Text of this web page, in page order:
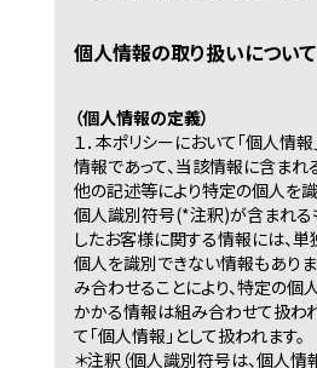
個人情報の取り扱いについて
（個人情報の定義）
１． 本ポリシーにおいて「個人情報
情報であって、当該情報に含まれ
他の記述等により特定の個人を
個人識別符号(*注釈)が含まれる
したお客様に関する情報には、
個人を識別できない情報もあり
み合わせることにより、特定の個
かかる情報は組み合わせて扱わ
て「個人情報」として扱われます。
＊注釈（個人識別符号は、個人